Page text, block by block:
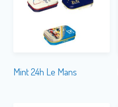
Mint 24h Le Mans